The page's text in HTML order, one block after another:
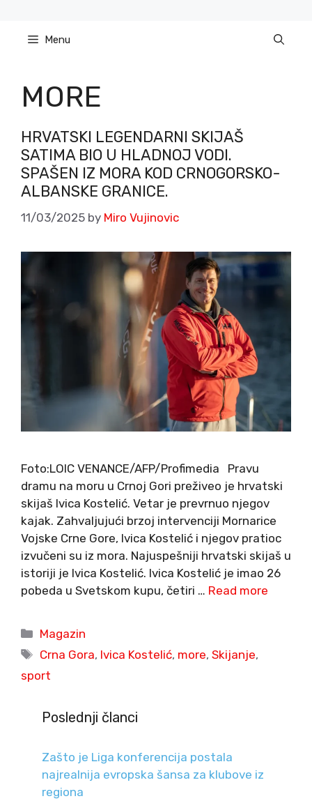
content Menu
MORE
HRVATSKI LEGENDARNI SKIJAŠ
SATIMA BIO U HLADNOJ VODI.
SPAŠEN IZ MORA KOD CRNOGORSKO-
ALBANSKE GRANICE.
11/03/2025 by Miro Vujinovic
Foto:LOIC VENANCE/AFP/Profimedia Pravu
dramu na moru u Crnoj Gori preživeo je hrvatski
skijaš Ivica Kostelić. Vetar je prevrnuo njegov
kajak. Zahvaljujući brzoj intervenciji Mornarice
Vojske Crne Gore, Ivica Kostelić i njegov pratioc
izvučeni su iz mora. Najuspešniji hrvatski skijaš u
istoriji je Ivica Kostelić. Ivica Kostelić je imao 26
pobeda u Svetskom kupu, četiri … Read more
Categories
Magazin
Tags
Crna Gora, Ivica Kostelić, more,Skijanje,
sport
Poslednji članci
Zašto je Liga konferencija postala
najrealnija evropska šansa za klubove iz
regiona